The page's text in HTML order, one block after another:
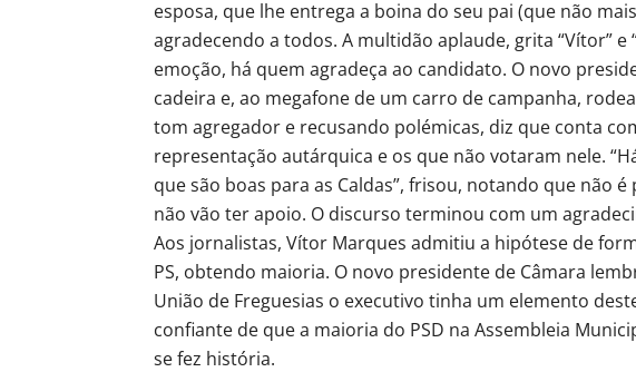
esposa, que lhe entrega a boina do seu pai (que não
agradecendo a todos. A multidão aplaude, grita “Vítor” e
emoção, há quem agradeça ao candidato. O novo
cadeira e, ao megafone de um carro de campanha,
tom agregador e recusando polémicas, diz que conta
representação autárquica e os que não votaram nele.
que são boas para as Caldas”, frisou, notando que não
não vão ter apoio. O discurso terminou com um
Aos jornalistas, Vítor Marques admitiu a hipótese de
PS, obtendo maioria. O novo presidente de Câmara
União de Freguesias o executivo tinha um elemento
confiante de que a maioria do PSD na Assembleia
se fez história.